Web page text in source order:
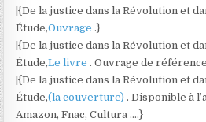
|{De la justice dans la Révolution et
Étude,Ouvrage.}
|{De la justice dans la Révolution et
Étude,Le livre. Ouvrage de
|{De la justice dans la Révolution et
Étude,(la couverture). Disponible à
Amazon, Fnac, Cultura ….}